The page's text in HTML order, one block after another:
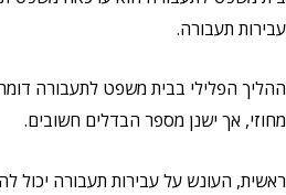
עבירות תעבורה.
ההליך הפלילי בבית משפט לתעבורה
מחוזי, אך ישנן מספר הבדלים חשובים.
ראשית, העונש על עבירות תעבורה יכול